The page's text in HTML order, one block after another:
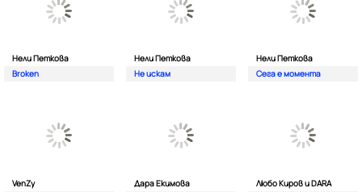
Нели Петкова
Broken
Нели Петкова
Не искам
Нели Петкова
Сега е момента
VenZy
Дара Екимова
Любо Киров и DARA